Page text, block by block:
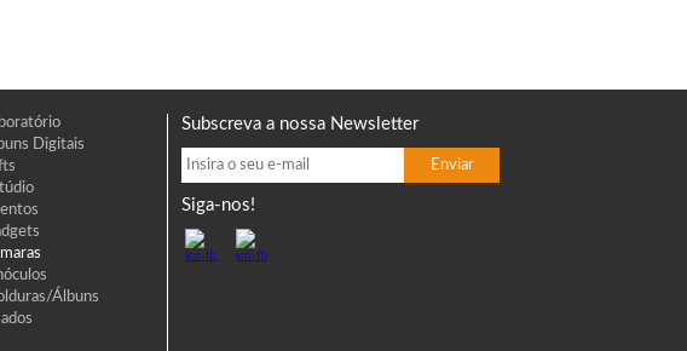
Digitais
Álbuns
Subscreva a nossa Newsletter
Siga-nos!